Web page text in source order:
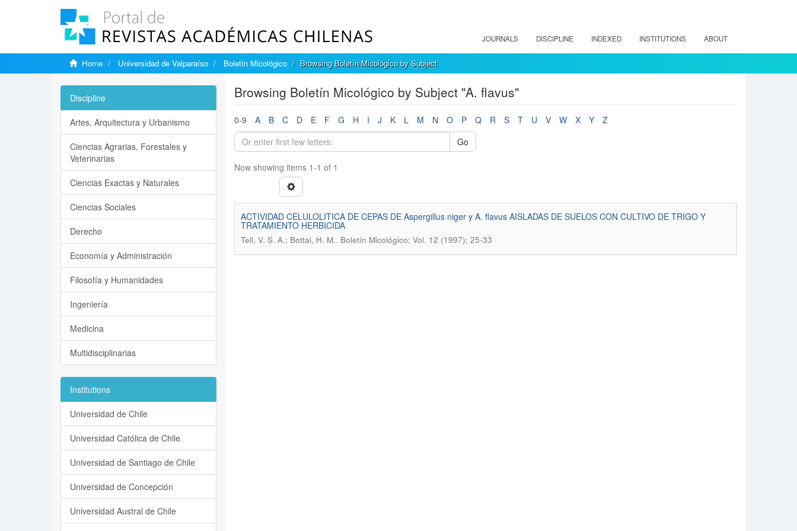
JOURNALS DISCIPLINE INDEXED INSTITUTIONS ABOUT
Home Universidad de Valparaíso Boletín Micológico Browsing Boletín Micológico by Subject
Browsing Boletín Micológico by Subject "A. flavus"
0-9 A B C D E F G H I J K L M N O P Q R S T U V W X Y
Z
Go
Now showing items 1-1 of 1
ACTIVIDAD CELULOLITICA DE CEPAS DE Aspergillus niger y A. flavus AISLADAS DE SUELOS CON CULTIVO DE TRIGO Y
TRATAMIENTO HERBICIDA
Tell, V. S. A.; Bottai, H. M.. Boletín Micológico; Vol. 12 (1997); 25-33
Discipline
Artes, Arquitectura y Urbanismo
Ciencias Agrarias, Forestales y
Veterinarias
Ciencias Exactas y Naturales
Ciencias Sociales
Derecho
Economía y Administración
Filosofía y Humanidades
Ingeniería
Medicina
Multidisciplinarias
Institutions
Universidad de Chile
Universidad Católica de Chile
Universidad de Santiago de Chile
Universidad de Concepción
Universidad Austral de Chile